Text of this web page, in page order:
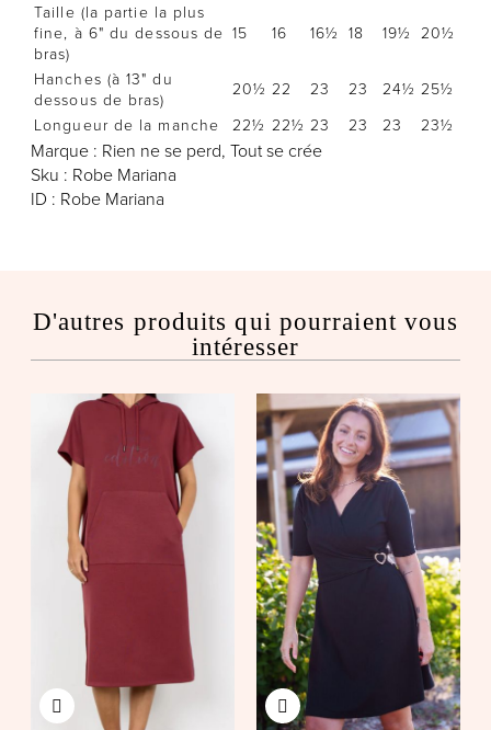
Taille (la partie la plus
fine, à 6" du dessous de
bras)
15 16 16½ 18 19½ 20½
Hanches (à 13" du
dessous de bras)
20½ 22 23 23 24½ 25½
Longueur de la manche
22½ 22½ 23 23 23 23½
Marque : Rien ne se perd, Tout se crée
Sku : Robe Mariana
ID : Robe Mariana
D'autres produits qui pourraient vous
intéresser